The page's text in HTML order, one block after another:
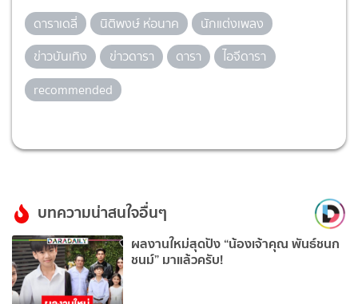
ดาราเดลี่ นิติพงษ์ ห่อนาค
นักแต่งเพลง
ข่าวบันเทิง
ข่าวดารา ดารา
ไอจีดารา
recommended
บทความน่าสนใจอื่นๆ
ผลงานใหม่สุดปัง “น้องเจ้าคุณ พันธ์ชนก
ชนม์” มาแล้วครับ!